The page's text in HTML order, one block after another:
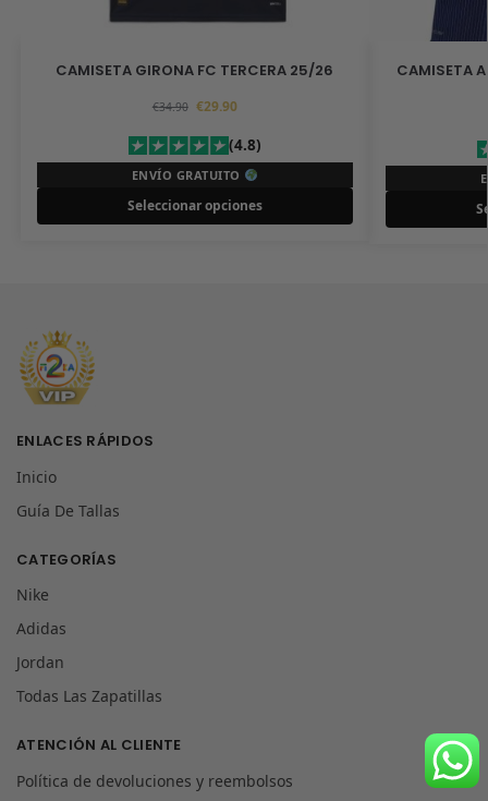
CAMISETA GIRONA FC TERCERA 25/26
€34.90 €29.90
(4.8)
ENVÍO GRATUITO
Seleccionar opciones
CAMISETA
ENLACES RÁPIDOS
Inicio
Guía De Tallas
CATEGORÍAS
Nike
Adidas
Jordan
Todas Las Zapatillas
ATENCIÓN AL CLIENTE
Política de devoluciones y reembolsos